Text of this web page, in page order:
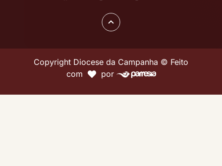
Copyright Diocese da Campanha © Feito
com
por